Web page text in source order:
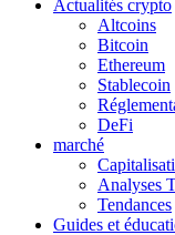
Actualités crypto
Altcoins
Bitcoin
Ethereum
Stablecoin
DeFi
marché
Analyses
Tendances
Guides et